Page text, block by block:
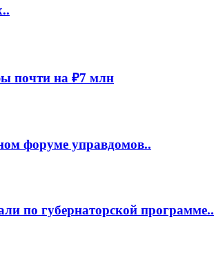
почти на ₽7 млн
форуме управдомов..
по губернаторской программе..